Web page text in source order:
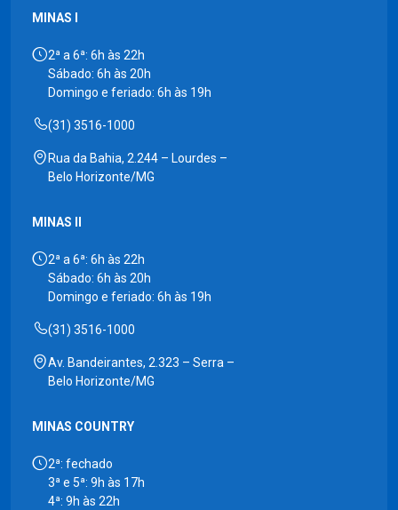
MINAS I
2ª a 6ª: 6h às 22h
Sábado: 6h às 20h
Domingo e feriado: 6h às 19h
(31) 3516-1000
Rua da Bahia, 2.244 – Lourdes –
Belo Horizonte/MG
MINAS II
2ª a 6ª: 6h às 22h
Sábado: 6h às 20h
Domingo e feriado: 6h às 19h
(31) 3516-1000
Av. Bandeirantes, 2.323 – Serra –
Belo Horizonte/MG
MINAS COUNTRY
2ª: fechado
3ª e 5ª: 9h às 17h
4ª: 9h às 22h